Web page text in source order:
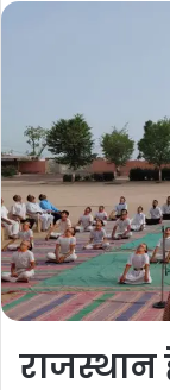
राजस्थान